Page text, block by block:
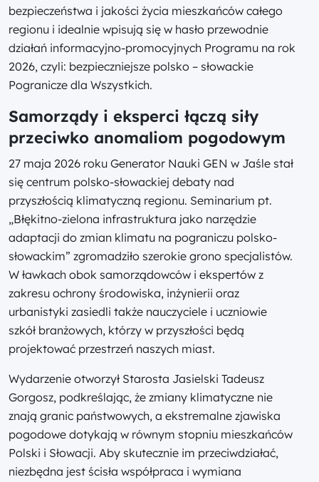
bezpieczeństwa i jakości życia mieszkańców całego
regionu i idealnie wpisują się w hasło przewodnie
działań informacyjno-promocyjnych Programu na rok
2026, czyli: bezpieczniejsze polsko – słowackie
Pogranicze dla Wszystkich.
Samorządy i eksperci łączą siły
przeciwko anomaliom pogodowym
27 maja 2026 roku Generator Nauki GEN w Jaśle stał
się centrum polsko-słowackiej debaty nad
przyszłością klimatyczną regionu. Seminarium pt.
„Błękitno-zielona infrastruktura jako narzędzie
adaptacji do zmian klimatu na pograniczu polsko-
słowackim” zgromadziło szerokie grono specjalistów.
W ławkach obok samorządowców i ekspertów z
zakresu ochrony środowiska, inżynierii oraz
urbanistyki zasiedli także nauczyciele i uczniowie
szkół branżowych, którzy w przyszłości będą
projektować przestrzeń naszych miast.
Wydarzenie otworzył Starosta Jasielski Tadeusz
Gorgosz, podkreślając, że zmiany klimatyczne nie
znają granic państwowych, a ekstremalne zjawiska
pogodowe dotykają w równym stopniu mieszkańców
Polski i Słowacji. Aby skutecznie im przeciwdziałać,
niezbędna jest ścisła współpraca i wymiana